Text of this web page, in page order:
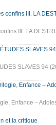
III. LA
SLAVES 94
Enfance –